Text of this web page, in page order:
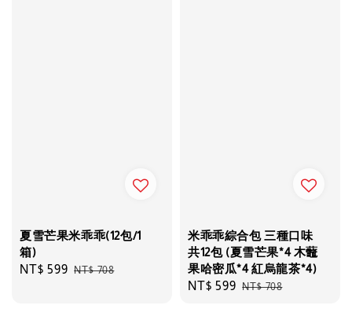
夏雪芒果米乖乖(12包/1
箱)
Sale
NT$ 599 Regular
NT$ 708
米乖乖綜合包 三種口味
共12包 (夏雪芒果*4 木虌
果哈密瓜*4 紅烏龍茶*4)
Sale
NT$ 599 Regular
NT$ 708